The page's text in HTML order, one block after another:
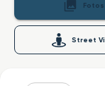
Fotos
Street